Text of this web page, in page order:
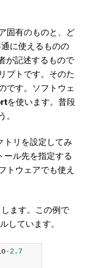
固有のものと、ど
に使えるものの
が記述するもので
プトです。そのた
です。ソフトウェ
を使います。普段
。
トリを設定してみ
ール先を指定する
トウェアでも使え
します。この例で
しています。
-2.7